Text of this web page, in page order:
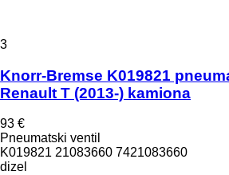
3
Knorr-Bremse K019821
Renault T (2013-) kamiona
93 €
Pneumatski ventil
K019821 21083660 7421083660
dizel